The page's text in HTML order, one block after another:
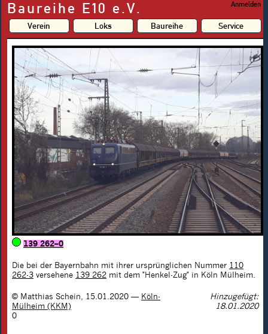
Baureihe E10 e.V. Anmelden
Verein Loks Baureihe Service
139 262–0
Die bei der Bayernbahn mit ihrer ursprünglichen Nummer 110
262-3 versehene 139 262 mit dem "Henkel-Zug" in Köln Mülheim.
© Matthias Schein 15.01.2020 — Köln-
Mülheim (KKM)
Hinzugefügt:
18.01.2020
0